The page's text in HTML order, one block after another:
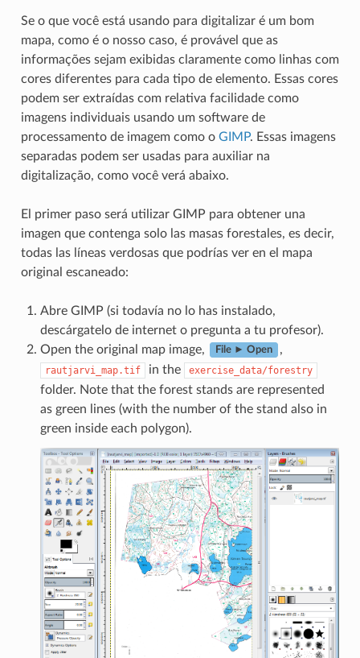
Se o que você está usando para digitalizar é um bom
mapa, como é o nosso caso, é provável que as
informações sejam exibidas claramente como linhas com
cores diferentes para cada tipo de elemento. Essas cores
podem ser extraídas com relativa facilidade como
imagens individuais usando um software de
processamento de imagem como o GIMP. Essas imagens
separadas podem ser usadas para auxiliar na
digitalização, como você verá abaixo.
El primer paso será utilizar GIMP para obtener una
imagen que contenga solo las masas forestales, es decir,
todas las líneas verdosas que podrías ver en el mapa
original escaneado:
Abre GIMP (si todavía no lo has instalado,
descárgatelo de internet o pregunta a tu profesor).
Open the original map image,
File ► Open ,
rautjarvi_map.tif in the exercise_data/forestry
folder. Note that the forest stands are represented
as green lines (with the number of the stand also in
green inside each polygon).